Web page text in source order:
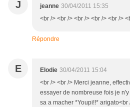
J jeanne 30/04/2011 15:35
<br /> <br /> <br /> <br /> <br />
Répondre
E Elodie 30/04/2011 15:04
<br /> <br /> Merci jeanne,
essayer de nombreuse fois je
sa a macher *Youpi!!* arigato<br